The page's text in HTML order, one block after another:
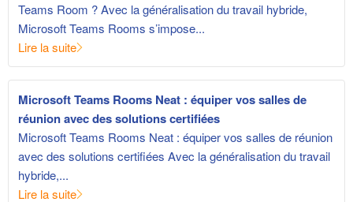
Teams Room ? Avec la généralisation du travail hybride,
Microsoft Teams Rooms s’impose...
Lire la suite
Microsoft Teams Rooms Neat : équiper vos salles de
réunion avec des solutions certifiées
Microsoft Teams Rooms Neat : équiper vos salles de réunion
avec des solutions certifiées Avec la généralisation du travail
hybride,...
Lire la suite